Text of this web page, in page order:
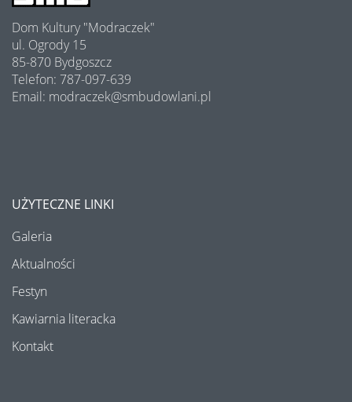
Dom Kultury "Modraczek"
ul. Ogrody 15
85-870 Bydgoszcz
Telefon: 787-097-639
Email: modraczek@smbudowlani.pl
UŻYTECZNE LINKI
Galeria
Aktualności
Festyn
Kawiarnia literacka
Kontakt